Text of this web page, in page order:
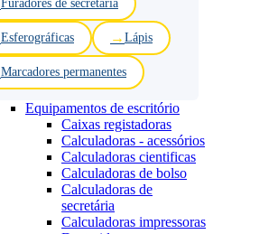
Furadores de secretária
Esferográficas Lápis
Marcadores permanentes
Equipamentos de escritório
Caixas registadoras
Calculadoras - acessórios
Calculadoras cientificas
Calculadoras de bolso
Calculadoras de
secretária
Calculadoras impressoras